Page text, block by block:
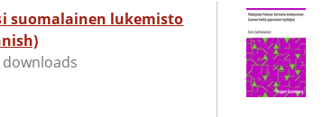
suomalainen lukemisto
downloads